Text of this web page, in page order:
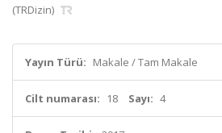
(TRDizin)
Yayın Türü: Makale / Tam Makale
Cilt numarası: 18 Sayı: 4